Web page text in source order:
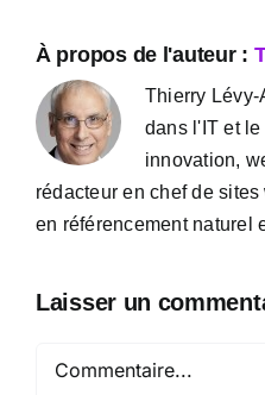
À propos de l'auteur :
Thierry
dans l'IT et
innovation,
rédacteur en chef de
en référencement naturel
Laisser un